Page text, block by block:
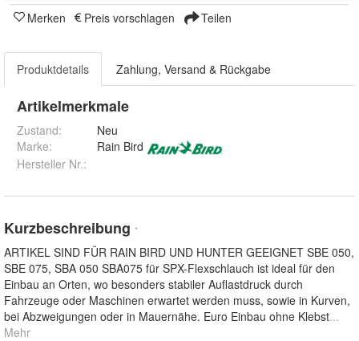
Merken Preis vorschlagen Teilen
Produktdetails Zahlung, Versand & Rückgabe
Artikelmerkmale
Zustand:
Neu
Marke:
Rain Bird
Hersteller Nr.:
Kurzbeschreibung *
ARTIKEL SIND FÜR RAIN BIRD UND HUNTER GEEIGNET SBE 050,
SBE 075, SBA 050 SBA075 für SPX-Flexschlauch ist ideal für den
Einbau an Orten, wo besonders stabiler Auflastdruck durch
Fahrzeuge oder Maschinen erwartet werden muss, sowie in Kurven,
bei Abzweigungen oder in Mauernähe. Euro Einbau ohne Klebst...
Mehr